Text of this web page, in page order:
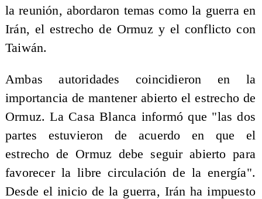
la reunión, abordaron temas como la guerra en
Irán, el estrecho de Ormuz y el conflicto con
Taiwán.
Ambas autoridades coincidieron en la
importancia de mantener abierto el estrecho de
Ormuz. La Casa Blanca informó que "las dos
partes estuvieron de acuerdo en que el
estrecho de Ormuz debe seguir abierto para
favorecer la libre circulación de la energía".
Desde el inicio de la guerra, Irán ha impuesto